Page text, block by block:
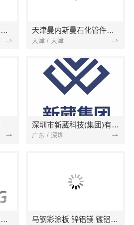
深圳市宏图硅胶科技有限公司 天津曼内斯曼石化管件有限公司
天津 / 天津
深圳市新葳科技(集团)有限公司
广东 / 深圳
石家庄市大圣商贸有限公司 马钢彩涂板 锌铝镁 镀铝锌 镀锌卷 铝镁锌 镀铝卷